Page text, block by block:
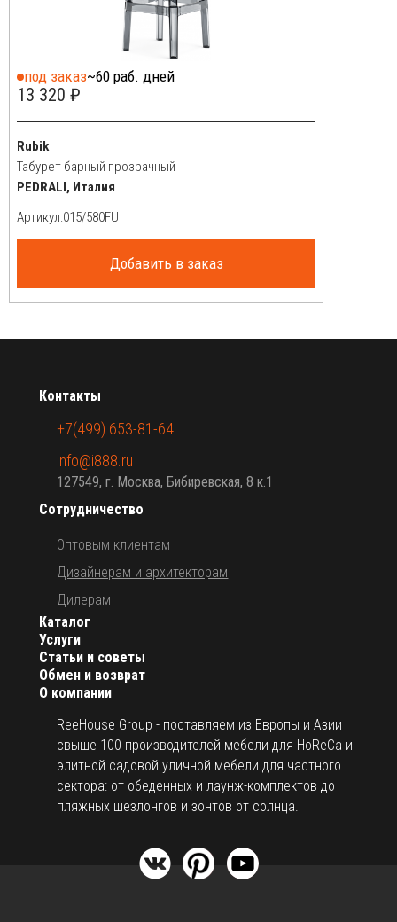
под заказ~60 раб. дней
13 320 ₽
Rubik
Табурет барный прозрачный
PEDRALI, Италия
Артикул:
Добавить в заказ
О компании
ReeHouse Group - поставляем из Европы и Азии
свыше 100 производителей мебели для HoReCa и
элитной садовой уличной мебели для частного
сектора: от обеденных и лаунж-комплектов до
пляжных шезлонгов и зонтов от солнца.
Каталог
Услуги
Статьи и советы
Обмен и возврат
Сотрудничество
Оптовым клиентам
Дизайнерам и архитекторам
Дилерам
Контакты
+7(499) 653-81-64
info@i888.ru
127549, г. Москва, Бибиревская, 8 к.1